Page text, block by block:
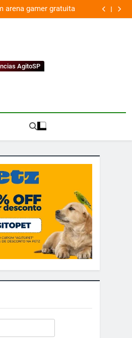
arena gamer gratuita
AgitoSP